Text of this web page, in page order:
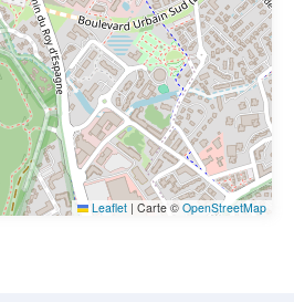
Leaflet | Carte © OpenStreetMap